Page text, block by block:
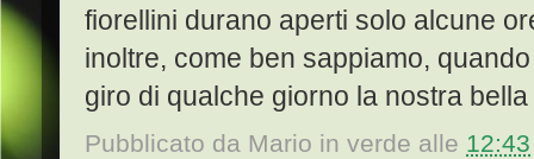
fiorellini durano aperti solo alcune
inoltre, come ben sappiamo,
giro di qualche giorno la nostra
Pubblicato da Mario in verde alle 12:43